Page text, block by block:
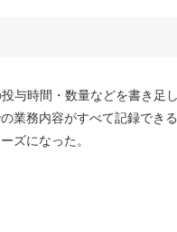
与時間・数量などを書き足
業務内容がすべて記録でき
ズになった。